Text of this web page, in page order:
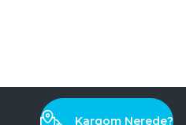
Kargom Nerede?